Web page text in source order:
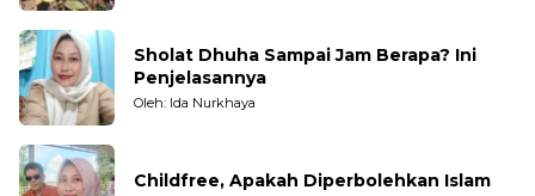
Sholat Dhuha Sampai Jam Berapa? Ini
Penjelasannya
Oleh: Ida Nurkhaya
Childfree, Apakah Diperbolehkan Islam